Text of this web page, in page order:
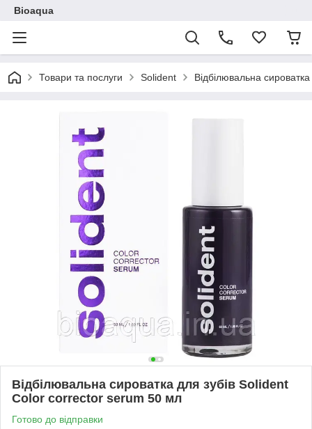
Bioaqua
Товари та послуги Solident Відбілювальна
Відбілювальна сироватка для зубів Solident
Color corrector serum 50 мл
Готово до відправки